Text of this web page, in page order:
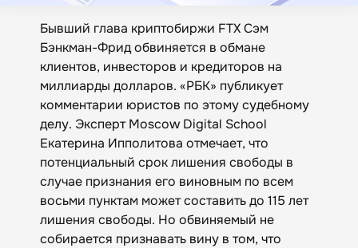
Бывший глава криптобиржи FTX Сэм
Бэнкман-Фрид обвиняется в обмане
клиентов, инвесторов и кредиторов на
миллиарды долларов. «‎РБК» публикует
комментарии юристов по этому судебному
делу. Эксперт Moscow Digital School
Екатерина Ипполитова отмечает, что
потенциальный срок лишения свободы в
случае признания его виновным по всем
восьми пунктам может составить до 115 лет
лишения свободы. Но обвиняемый не
собирается признавать вину в том, что